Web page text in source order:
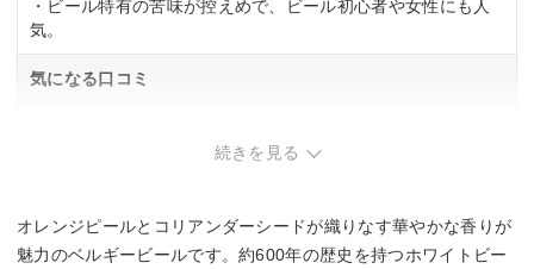
・ビール特有の苦味が控えめで、ビール初心者や女性にも人
気。
気になる口コミ
続きを見る
オレンジピールとコリアンダーシードが織りなす華やかな香りが
魅力のベルギービールです。約600年の歴史を持つホワイトビー